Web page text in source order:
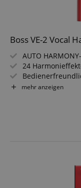
Boss VE-2 Vocal
AUTO
24
Hochwertige
XLR Mikrofon-
mehr anzeigen